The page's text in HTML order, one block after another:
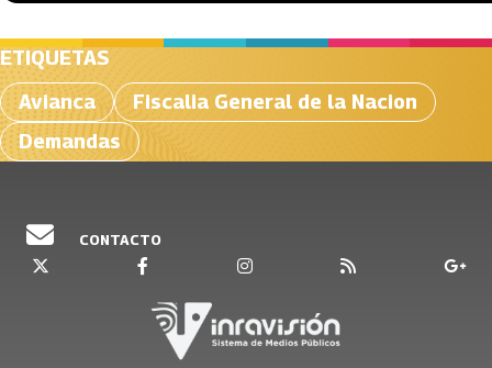
ETIQUETAS
Avianca
Fiscalia General de la Nacion
Demandas
CONTACTO